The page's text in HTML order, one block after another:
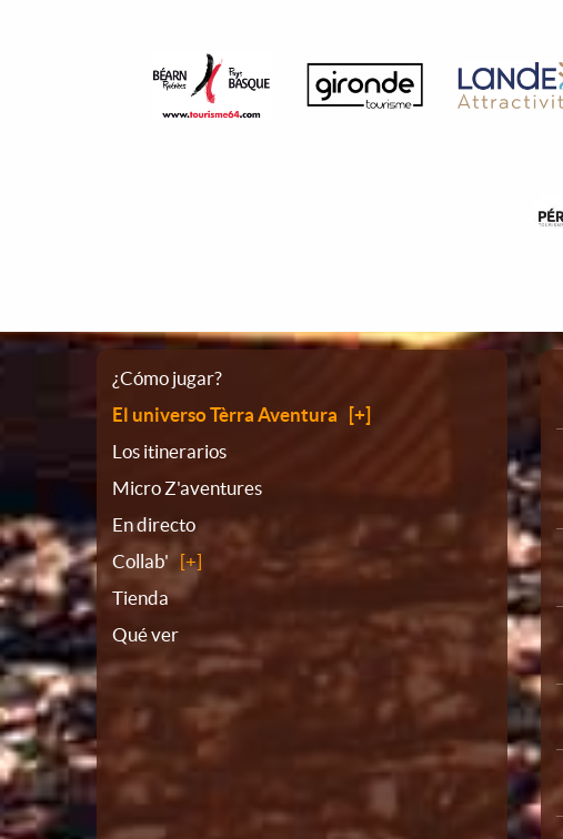
Plano
del
sitio
¿Cómo jugar?
El universo Tèrra Aventura
Los itinerarios
Micro Z'aventures
En directo
Collab'
Tienda
Qué ver